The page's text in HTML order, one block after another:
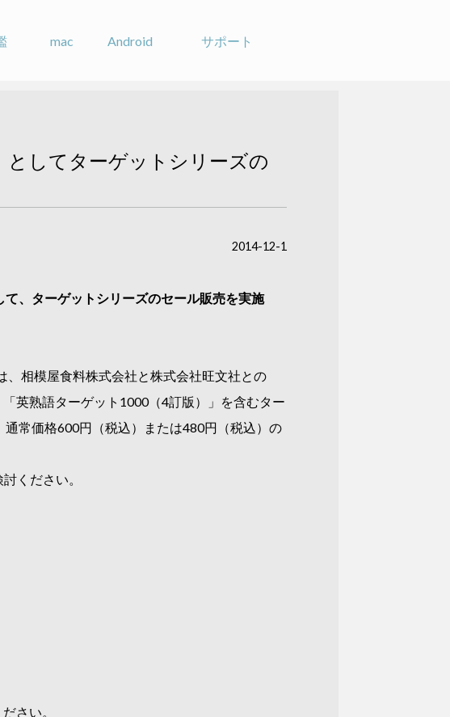
mac Android サポート
としてターゲットシリーズの
2014-12-1
、ターゲットシリーズのセール販売を実施
相模屋食料株式会社と株式会社旺文社との
英熟語ターゲット1000（4訂版）」を含むター
常価格600円（税込）または480円（税込）の
ください。
さい。